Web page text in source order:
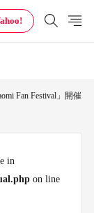
Fan Festival」開催
in
on line